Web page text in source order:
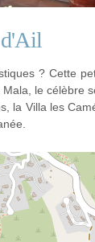
? Cette
le célèbre
la Villa les